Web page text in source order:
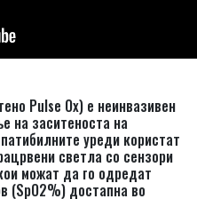
Pulse Ox) е неинвазивен
на заситеноста на
уреди користат
светла со сензори
можат да го одредат
(SpO2%) достапна во